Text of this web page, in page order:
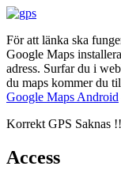
För att länka ska
Google Maps
adress. Surfar du i
du maps kommer du
Google Maps Android
Korrekt GPS Saknas !!
Access